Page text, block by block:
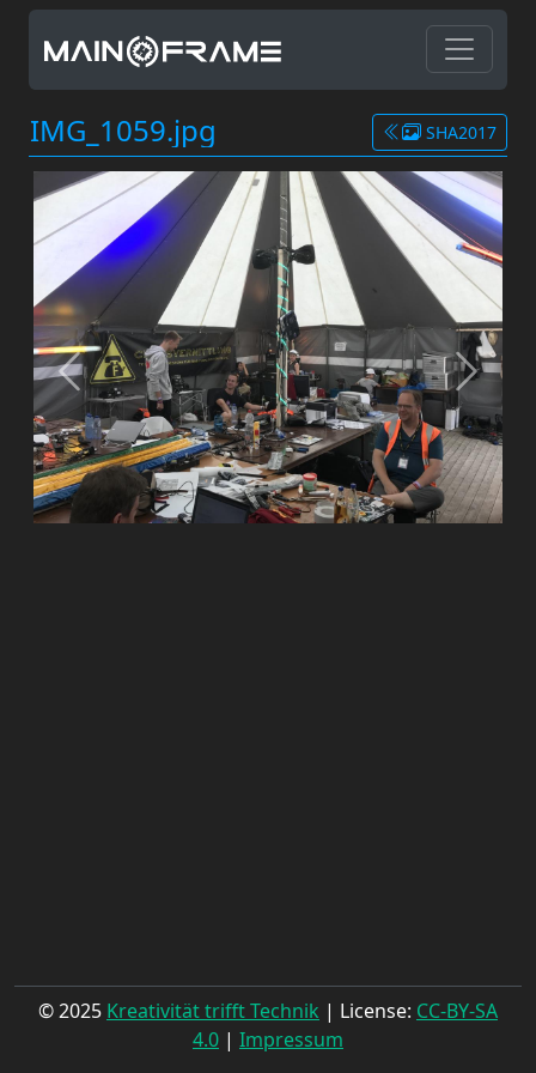
IMG_1059.jpg SHA2017
© 2025 Kreativität trifft Technik | License: CC-BY-SA
4.0 | Impressum